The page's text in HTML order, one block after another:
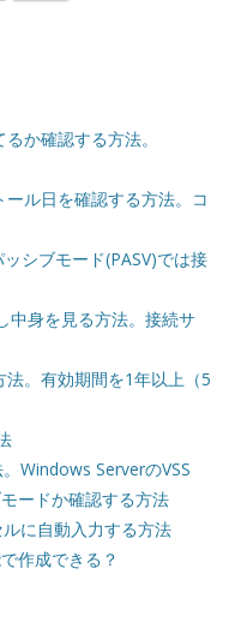
か確認する方法。
ル日を確認する方法。コ
シブモード(PASV)では接
身を見る方法。接続サ
。有効期間を1年以上（5
Windows ServerのVSS
ードか確認する方法
に自動入力する方法
作成できる？